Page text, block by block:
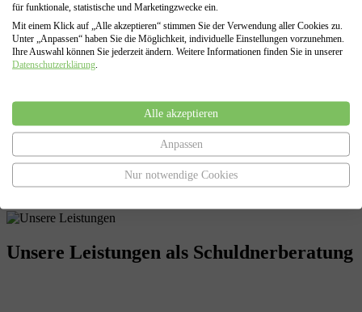
Regel- oder Verbraucherinsolvenz
Falls eine außergerichtliche Einigung nicht möglich sein sollte,
Antrag auf Eröffnung der Insolvenz ( Privatinsolvenz oder
Regelinsolvenz) , sowie den Antrag auf Restschuldbefreiung.
Darüber hinaus vertreten wir Sie in allen Verfahrensabschnitten
eines Insolvenzverfahrens, von der Antragstellung bis zur Erteilung
der Restschuldbefreiung.
Unsere Leistungen als Schuldnerberatung
für funktionale, statistische und Marketingzwecke ein.
Mit einem Klick auf „Alle akzeptieren“ stimmen Sie der Verwendung aller Cookies zu.
Unter „Anpassen“ haben Sie die Möglichkeit, individuelle Einstellungen vorzunehmen.
Ihre Auswahl können Sie jederzeit ändern. Weitere Informationen finden Sie in unserer
Datenschutzerklärung
Alle akzeptieren
Anpassen
Nur notwendige Cookies